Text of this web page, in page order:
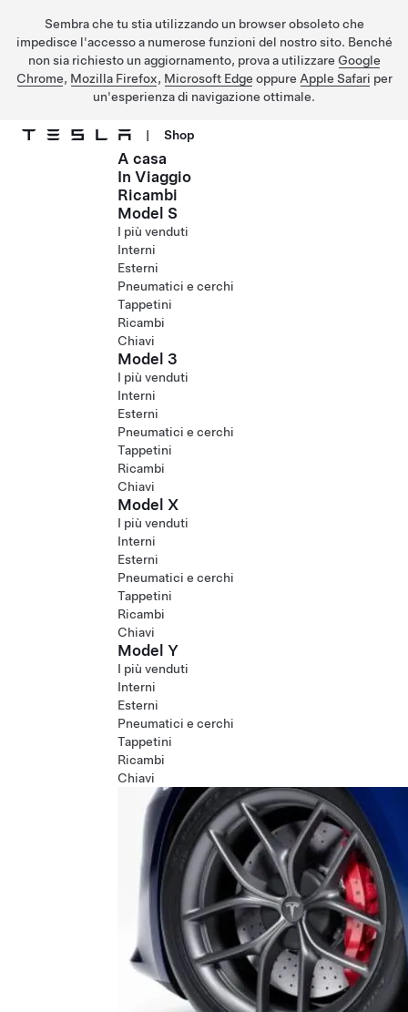
Sembra che tu stia utilizzando un browser obsoleto che
impedisce l'accesso a numerose funzioni del nostro sito. Benché
non sia richiesto un aggiornamento, prova a utilizzare Google
Chrome, Mozilla Firefox, Microsoft Edge oppure Apple Safari per
un'esperienza di navigazione ottimale.
Passa al contenuto principale
| Shop
A casa
In Viaggio
Ricambi
Model S
I più venduti
Interni
Esterni
Pneumatici e cerchi
Tappetini
Ricambi
Chiavi
Model 3
I più venduti
Interni
Esterni
Pneumatici e cerchi
Tappetini
Ricambi
Chiavi
Model X
I più venduti
Interni
Esterni
Pneumatici e cerchi
Tappetini
Ricambi
Chiavi
Model Y
I più venduti
Interni
Esterni
Pneumatici e cerchi
Tappetini
Ricambi
Chiavi